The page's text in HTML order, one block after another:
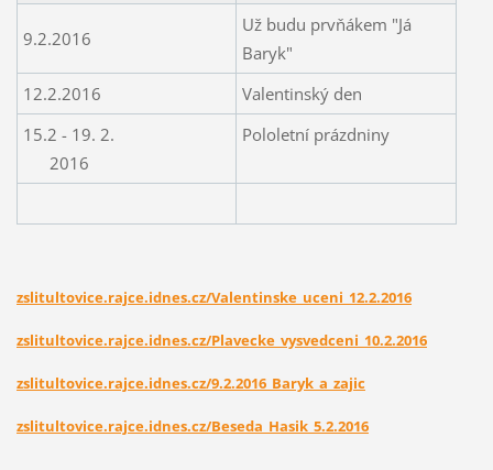
9.2.2016
Už budu prvňákem "Já
Baryk"
12.2.2016
Valentinský den
15.2 - 19. 2.
2016
Pololetní prázdniny
zslitultovice.rajce.idnes.cz/Valentinske_uceni_12.2.2016
zslitultovice.rajce.idnes.cz/Plavecke_vysvedceni_10.2.2016
zslitultovice.rajce.idnes.cz/9.2.2016_Baryk_a_zajic
zslitultovice.rajce.idnes.cz/Beseda_Hasik_5.2.2016